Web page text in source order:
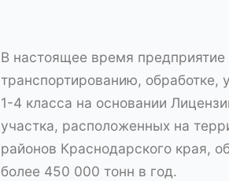
В настоящее время
транспортированию, обработке,
1-4 класса на основании
участка, расположенных на
районов Краснодарского края,
более 450 000 тонн в год.